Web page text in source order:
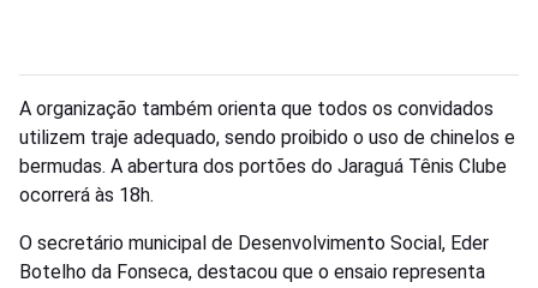
A organização também orienta que todos os convidados
utilizem traje adequado, sendo proibido o uso de chinelos e
bermudas. A abertura dos portões do Jaraguá Tênis Clube
ocorrerá às 18h.
O secretário municipal de Desenvolvimento Social, Eder
Botelho da Fonseca, destacou que o ensaio representa